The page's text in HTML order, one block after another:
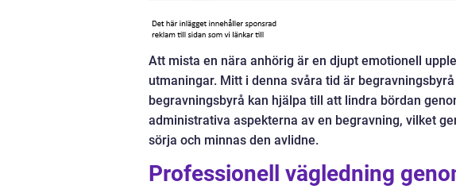
Att mista en nära anhörig är en djupt emotionell
utmaningar. Mitt i denna svåra tid är
begravningsbyrå kan hjälpa till att lindra bördan
administrativa aspekterna av en begravning, vilket
sörja och minnas den avlidne.
Professionell vägledning